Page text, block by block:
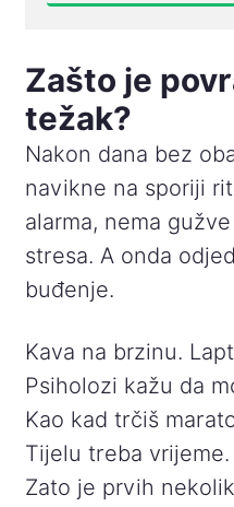
Zašto je
težak?
Nakon dana bez
navikne na sporiji
alarma, nema
stresa. A onda
buđenje.
Kava na brzinu.
Psiholozi kažu da
Kao kad trčiš
Tijelu treba
Zato je prvih